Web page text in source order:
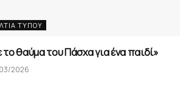
ΤΎΠΟΥ
το θαύμα του Πάσχα για ένα παιδί»
2026